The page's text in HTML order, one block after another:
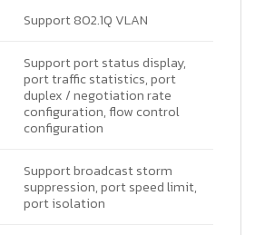
Support 802.1Q VLAN
Support port status display,
port traffic statistics, port
duplex / negotiation rate
configuration, flow control
configuration
Support broadcast storm
suppression, port speed limit,
port isolation